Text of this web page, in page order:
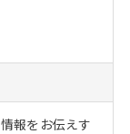
報をお伝えす